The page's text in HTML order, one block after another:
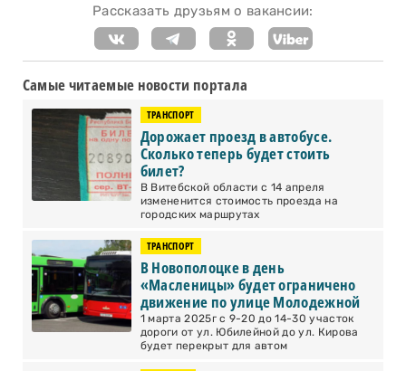
Рассказать друзьям о вакансии:
Самые читаемые новости портала
ТРАНСПОРТ
Дорожает проезд в автобусе.
Сколько теперь будет стоить
билет?
В Витебской области с 14 апреля
измененится стоимость проезда на
городских маршрутах
ТРАНСПОРТ
В Новополоцке в день
«Масленицы» будет ограничено
движение по улице Молодежной
1 марта 2025г с 9-20 до 14-30 участок
дороги от ул. Юбилейной до ул. Кирова
будет перекрыт для автом